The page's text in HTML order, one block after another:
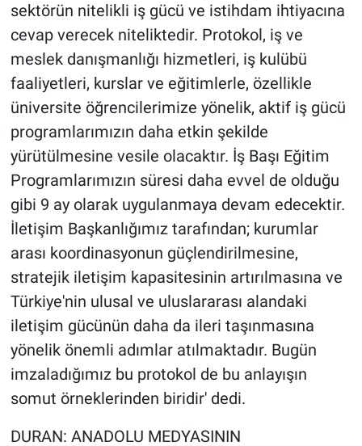
sektörün nitelikli iş gücü ve istihdam ihtiyacına
cevap verecek niteliktedir. Protokol, iş ve
meslek danışmanlığı hizmetleri, iş kulübü
faaliyetleri, kurslar ve eğitimlerle, özellikle
üniversite öğrencilerimize yönelik, aktif iş gücü
programlarımızın daha etkin şekilde
yürütülmesine vesile olacaktır. İş Başı Eğitim
Programlarımızın süresi daha evvel de olduğu
gibi 9 ay olarak uygulanmaya devam edecektir.
İletişim Başkanlığımız tarafından; kurumlar
arası koordinasyonun güçlendirilmesine,
stratejik iletişim kapasitesinin artırılmasına ve
Türkiye'nin ulusal ve uluslararası alandaki
iletişim gücünün daha da ileri taşınmasına
yönelik önemli adımlar atılmaktadır. Bugün
imzaladığımız bu protokol de bu anlayışın
somut örneklerinden biridir' dedi.
DURAN: ANADOLU MEDYASININ